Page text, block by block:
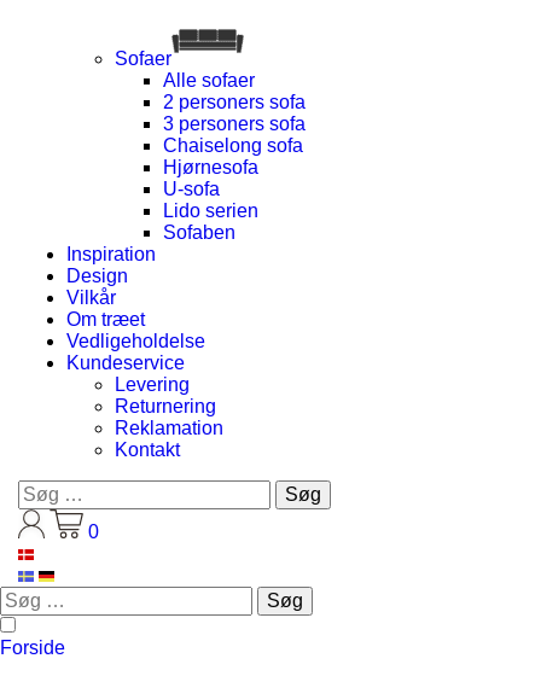
Sofaer
Alle sofaer
2 personers sofa
3 personers sofa
Chaiselong sofa
Hjørnesofa
U-sofa
Lido serien
Sofaben
Inspiration
Design
Vilkår
Om træet
Vedligeholdelse
Kundeservice
Levering
Returnering
Reklamation
Kontakt
Søg
efter:
0
Søg
efter:
Forside